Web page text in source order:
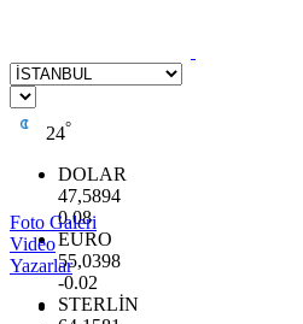
24°
DOLAR
47,5894
0.08
EURO
55,0398
-0.02
STERLİN
Foto Galeri
Video
Yazarlar